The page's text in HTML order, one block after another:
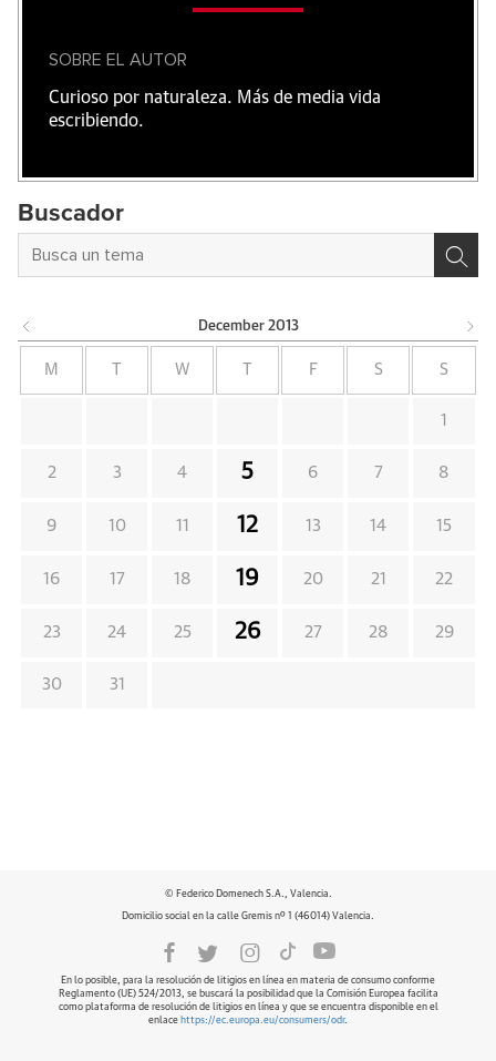
SOBRE EL AUTOR
Curioso por naturaleza. Más de media vida
escribiendo.
Buscador
December 2013
M W F S S
1
2 3 4 5 6 7 8
9 10 11 12 13 14 15
16 17 18 19 20 21 22
23 24 25 26 27 28 29
30 31
© Federico Domenech S.A., Valencia.
Domicilio social en la calle Gremis nº 1 (46014) Valencia.
En lo posible, para la resolución de litigios en línea en materia de consumo conforme
Reglamento (UE) 524/2013, se buscará la posibilidad que la Comisión Europea facilita
como plataforma de resolución de litigios en línea y que se encuentra disponible en el
enlace https://ec.europa.eu/consumers/odr.